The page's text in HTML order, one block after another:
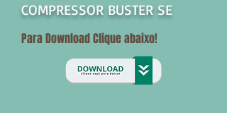
COMPRESSOR BUSTER SE
Para Download Clique abaixo!